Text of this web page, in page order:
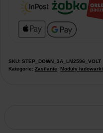
SKU: STEP_DOWN_3A_LM2596_VOLT
Kategorie: Zasilanie Moduły ładowarki